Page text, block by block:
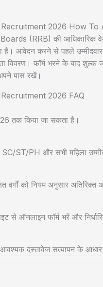
2026 How To
(RRB) की
आवेदन करने से पहले
फॉर्म भरने के बाद शुल्क
पास रखें।
2026 FAQ
तक किया जा सकता है।
ST/PH और सभी महिला
को नियम अनुसार अतिरिक्त
से ऑनलाइन फॉर्म भरें और
आवश्यक दस्तावेज सत्यापन के आधार